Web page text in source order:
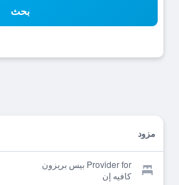
بحث
مزود
Provider for بيس بريزون
كافيه إن